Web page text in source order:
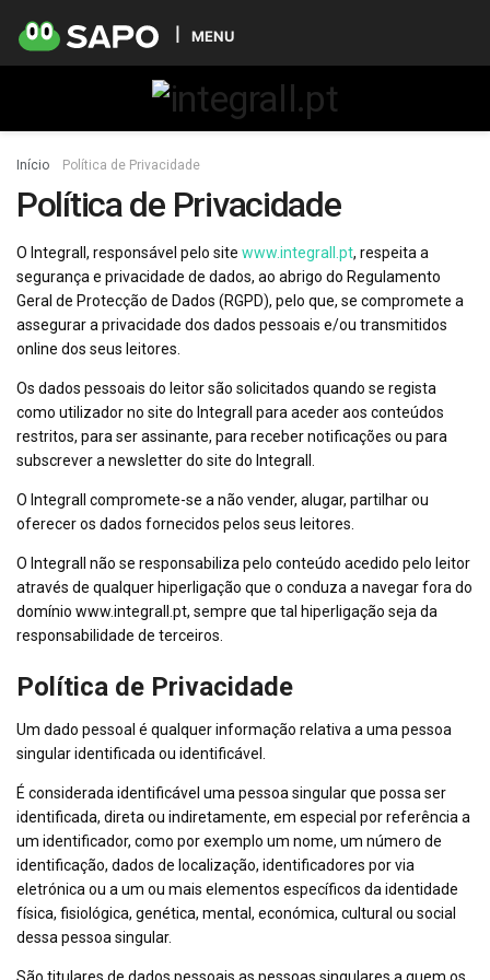
MENU
Início Política de Privacidade
Política de Privacidade
O Integrall, responsável pelo site www.integrall.pt, respeita a
segurança e privacidade de dados, ao abrigo do Regulamento
Geral de Protecção de Dados (RGPD), pelo que, se compromete a
assegurar a privacidade dos dados pessoais e/ou transmitidos
online dos seus leitores.
Os dados pessoais do leitor são solicitados quando se regista
como utilizador no site do Integrall para aceder aos conteúdos
restritos, para ser assinante, para receber notificações ou para
subscrever a newsletter do site do Integrall.
O Integrall compromete-se a não vender, alugar, partilhar ou
oferecer os dados fornecidos pelos seus leitores.
O Integrall não se responsabiliza pelo conteúdo acedido pelo leitor
através de qualquer hiperligação que o conduza a navegar fora do
domínio www.integrall.pt, sempre que tal hiperligação seja da
responsabilidade de terceiros.
Política de Privacidade
Um dado pessoal é qualquer informação relativa a uma pessoa
singular identificada ou identificável.
É considerada identificável uma pessoa singular que possa ser
identificada, direta ou indiretamente, em especial por referência a
um identificador, como por exemplo um nome, um número de
identificação, dados de localização, identificadores por via
eletrónica ou a um ou mais elementos específicos da identidade
física, fisiológica, genética, mental, económica, cultural ou social
dessa pessoa singular.
São titulares de dados pessoais as pessoas singulares a quem os